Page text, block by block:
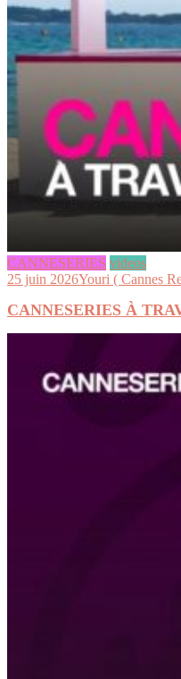
CANNESERIES videos
25 juin 2026Youri ( Cannes
CANNESERIES À